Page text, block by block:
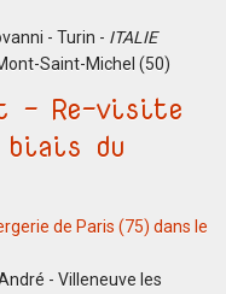
- Turin - ITALIE
Saint-Michel (50)
- Re-visite
biais du
de Paris (75) dans le
- Villeneuve les